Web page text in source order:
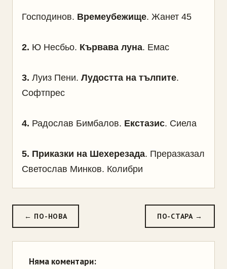
Господинов. Времеубежище. Жанет 45
2. Ю Несбьо. Кървава луна. Емас
3. Луиз Пени. Лудостта на тълпите.
Софтпрес
4. Радослав Бимбалов. Екстазис. Сиела
5. Приказки на Шехерезада. Преразказал
Светослав Минков. Колибри
← ПО-НОВА ПО-СТАРА →
Няма коментари: